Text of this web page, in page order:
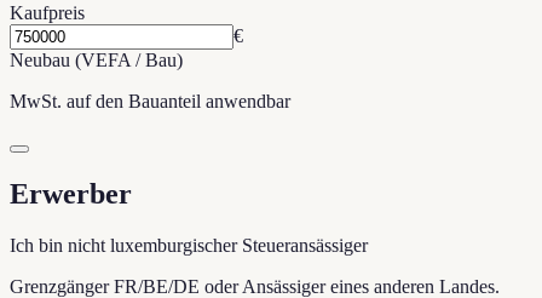
Kaufpreis
€
Neubau (VEFA / Bau)
MwSt. auf den Bauanteil anwendbar
Erwerber
Ich bin nicht luxemburgischer Steueransässiger
Grenzgänger FR/BE/DE oder Ansässiger eines anderen Landes.